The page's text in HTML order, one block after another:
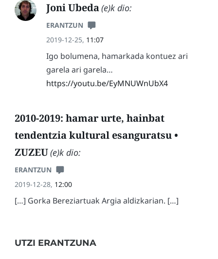
Joni Ubeda(e)k dio:
ERANTZUN
2019-12-25, 11:07
Igo bolumena, hamarkada kontuez ari
garela ari garela…
https://youtu.be/EyMNUWnUbX4
2010-2019: hamar urte, hainbat
tendentzia kultural esanguratsu •
ZUZEU(e)k dio:
ERANTZUN
2019-12-28, 12:00
[…] Gorka Bereziartuak Argia aldizkarian. […]
UTZI ERANTZUNA